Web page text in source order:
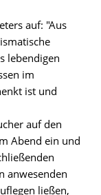
auf: "Aus
lebendigen
im
ist und
auf den
Abend ein und
anwesenden
ließen,